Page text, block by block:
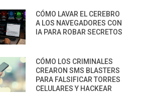
CÓMO LAVAR EL CEREBRO
A LOS NAVEGADORES CON
IA PARA ROBAR SECRETOS
CÓMO LOS CRIMINALES
CREARON SMS BLASTERS
PARA FALSIFICAR TORRES
CELULARES Y HACKEAR